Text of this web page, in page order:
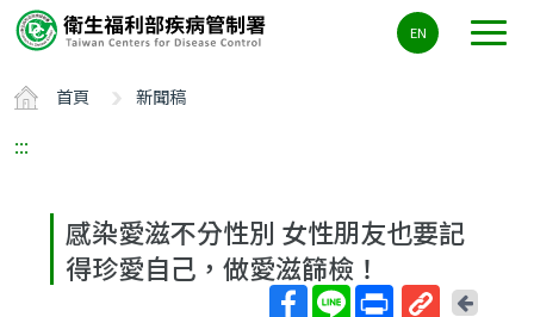
要
容
ALT+C
EN
首頁 新聞稿
:::
感染愛滋不分性別 女性朋友也要記
得珍愛自己，做愛滋篩檢！
回